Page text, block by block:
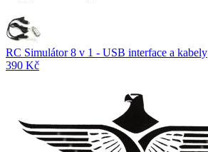
RC Simulátor 8 v 1 - USB interface a kabely
390 Kč